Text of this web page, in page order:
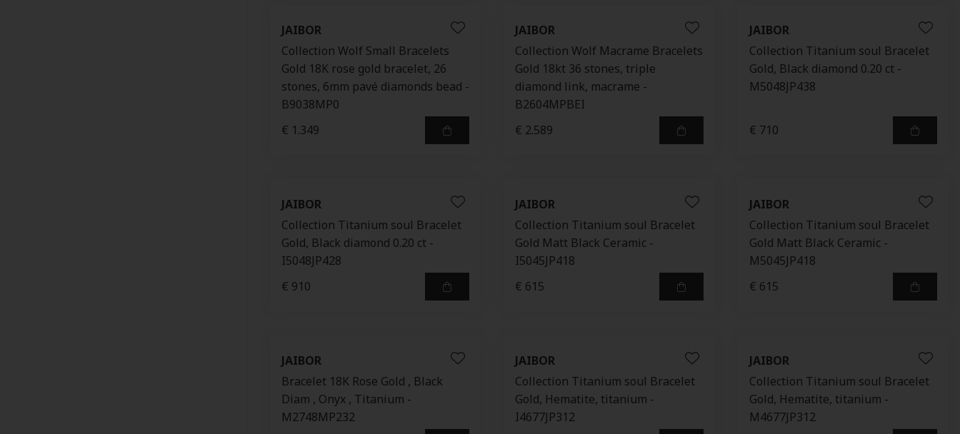
JAIBOR
Collection Wolf Small Bracelets
Gold 18K rose gold bracelet, 26
stones, 6mm pavé diamonds bead -
B9038MP0
€ 1.349
JAIBOR
Collection Wolf Macrame Bracelets
Gold 18kt 36 stones, triple
diamond link, macrame -
B2604MPBEI
€ 2.589
JAIBOR
Collection Titanium soul Bracelet
Gold, Black diamond 0.20 ct -
M5048JP438
€ 710
JAIBOR
Collection Titanium soul Bracelet
Gold, Black diamond 0.20 ct -
I5048JP428
€ 910
JAIBOR
Collection Titanium soul Bracelet
Gold Matt Black Ceramic -
I5045JP418
€ 615
JAIBOR
Collection Titanium soul Bracelet
Gold Matt Black Ceramic -
M5045JP418
€ 615
JAIBOR
Bracelet 18K Rose Gold , Black
Diam , Onyx , Titanium -
M2748MP232
JAIBOR
Collection Titanium soul Bracelet
Gold, Hematite, titanium -
I4677JP312
JAIBOR
Collection Titanium soul Bracelet
Gold, Hematite, titanium -
M4677JP312